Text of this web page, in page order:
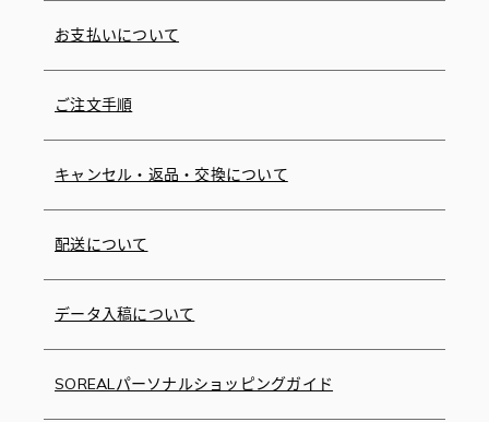
お支払いについて
ご注文手順
キャンセル・返品・交換について
配送について
データ入稿について
SOREALパーソナルショッピングガイド